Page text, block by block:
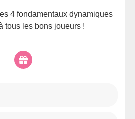
4 fondamentaux dynamiques
tous les bons joueurs !